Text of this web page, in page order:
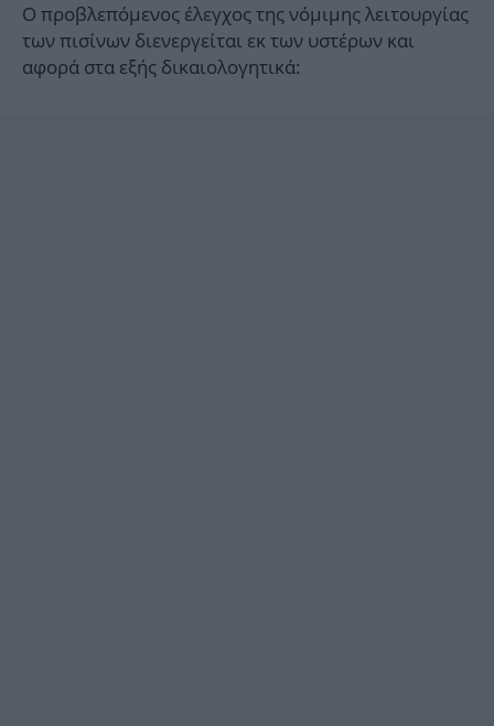
Ο προβλεπόμενος έλεγχος της νόμιμης λειτουργίας
των πισίνων διενεργείται εκ των υστέρων και
αφορά στα εξής δικαιολογητικά: